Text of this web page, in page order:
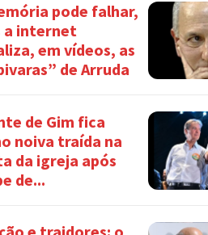
pode falhar,
a internet
em vídeos, as
de Arruda
de Gim fica
noiva traída na
da igreja após
de...